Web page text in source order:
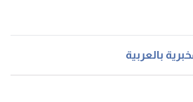
بالعربية